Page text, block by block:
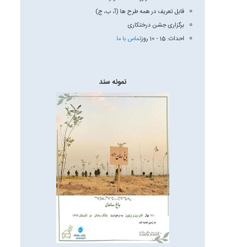
قابل تعریف در همه طرح ها (آ، ب، ج)
برگزاری جشن درختکاری
احداث: 15 - 10 روز
تماس با ما
نمونه سند